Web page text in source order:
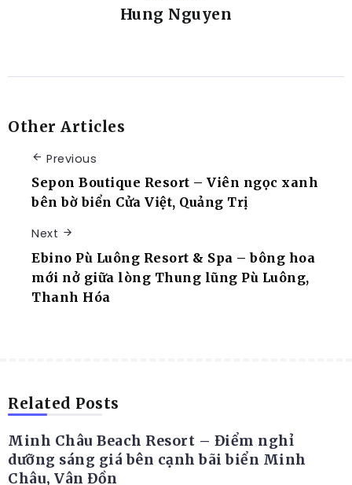
Hung Nguyen
Other Articles
Previous
Sepon Boutique Resort – Viên ngọc xanh
bên bờ biển Cửa Việt, Quảng Trị
Next
Ebino Pù Luông Resort & Spa – bông hoa
mới nở giữa lòng Thung lũng Pù Luông,
Thanh Hóa
Related Posts
Minh Châu Beach Resort – Điểm nghỉ
dưỡng sáng giá bên cạnh bãi biển Minh
Châu, Vân Đồn